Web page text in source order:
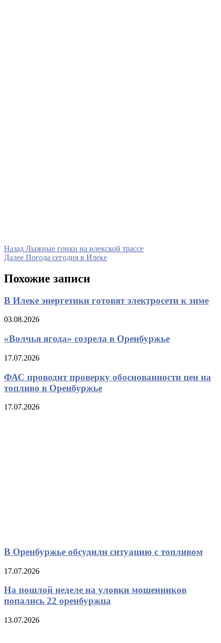
Навигация
по
записям
Назад Предыдущая
запись
Лыжные гонки на илекской трассе
Далее Следующая
Погода сегодня в Илеке
Похожие записи
В Илеке энергетики готовят электросети к зиме
03.08.2026
«Волчья ягода» созрела в Оренбуржье
17.07.2026
ФАС проводит проверку обоснованности цен на
топливо в Оренбуржье
17.07.2026
В Оренбуржье обсудили ситуацию с топливом
17.07.2026
На пошлой неделе на уловки мошенников
попались 22 оренбуржца
13.07.2026